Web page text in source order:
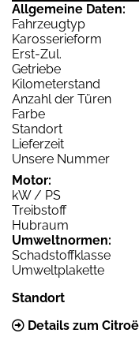
Allgemeine Daten:
Fahrzeugtyp
Karosserieform
Erst-Zul.
Getriebe
Kilometerstand
Anzahl der Türen
Farbe
Standort
Lieferzeit
Unsere Nummer
Motor:
kW / PS
Treibstoff
Hubraum
Umweltnormen:
Schadstoffklasse
Umweltplakette
Standort
Details zum